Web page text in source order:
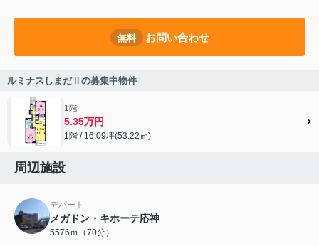
無料 お問い合わせ
ルミナスしまだⅡの募集中物件
1階
5.35万円
1階 / 16.09坪(53.22㎡)
周辺施設
デパート
メガドン・キホーテ応神
5576ｍ（70分）